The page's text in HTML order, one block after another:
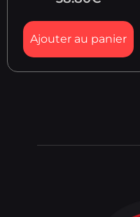
Ajouter au panier